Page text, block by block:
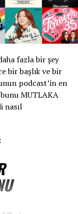
fazla bir şey
bir başlık ve bir
podcast’in en
MUTLAKA
nasıl